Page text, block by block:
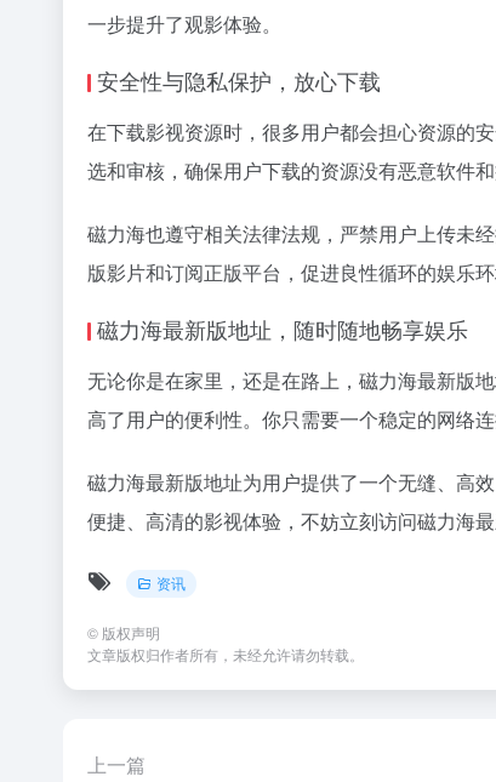
一步提升了观影体验。
安全性与隐私保护，放心下载
在下载影视资源时，很多用户都会担心资源的
选和审核，确保用户下载的资源没有恶意软件
磁力海也遵守相关法律法规，严禁用户上传未
版影片和订阅正版平台，促进良性循环的娱乐环
磁力海最新版地址，随时随地畅享娱乐
无论你是在家里，还是在路上，磁力海最新版
高了用户的便利性。你只需要一个稳定的网络
磁力海最新版地址为用户提供了一个无缝、高
便捷、高清的影视体验，不妨立刻访问磁力海
资讯
© 版权声明
文章版权归作者所有，未经允许请勿转载。
上一篇